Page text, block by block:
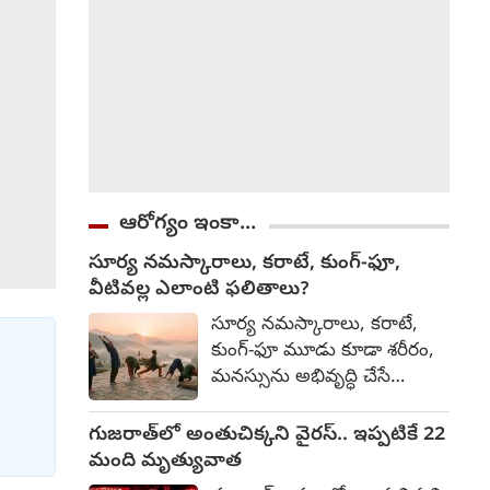
ఆరోగ్యం ఇంకా...
సూర్య నమస్కారాలు, కరాటే, కుంగ్-ఫూ,
వీటివల్ల ఎలాంటి ఫలితాలు?
సూర్య నమస్కారాలు, కరాటే,
కుంగ్-ఫూ మూడు కూడా శరీరం,
మనస్సును అభివృద్ధి చేసే
ఫలితాల్లో కొంత తేడా ఉంటుంది.
వేటివల్ల ఎలాంటి ఫలితాలు
వుంటాయో తెలుసుకుందాము.
గుజరాత్‌లో అంతుచిక్కని వైరస్.. ఇప్పటికే 22
మంది మృత్యువాత